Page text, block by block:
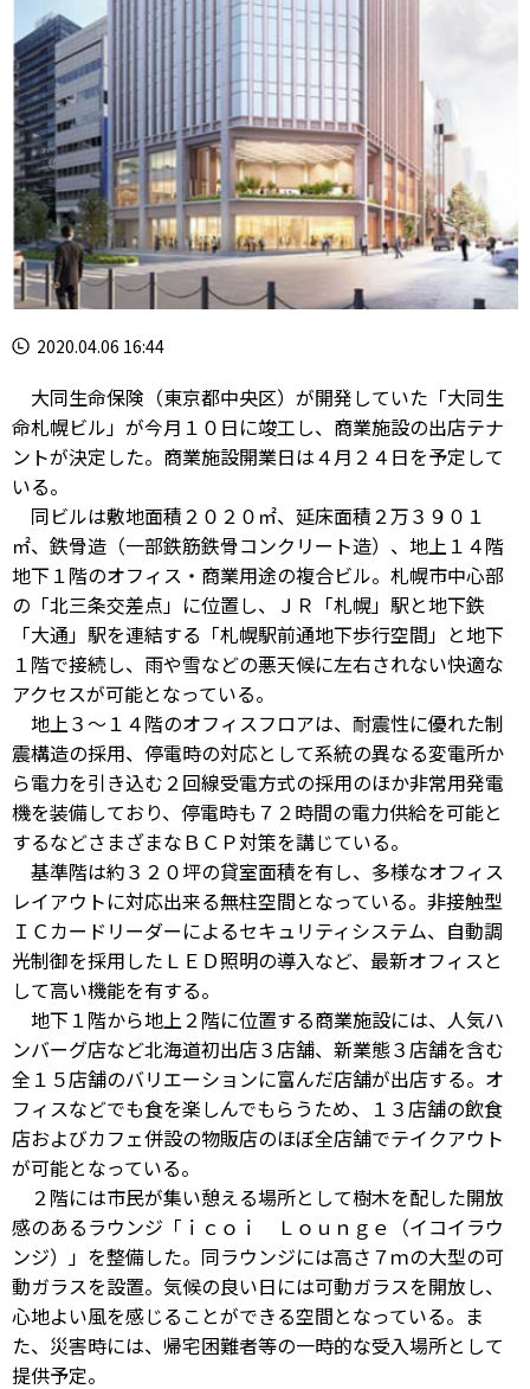
2020.04.06 16:44
大同生命保険（東京都中央区）が開発していた「大同生
命札幌ビル」が今月１０日に竣工し、商業施設の出店テナ
ントが決定した。商業施設開業日は４月２４日を予定して
いる。
同ビルは敷地面積２０２０㎡、延床面積２万３９０１
㎡、鉄骨造（一部鉄筋鉄骨コンクリート造）、地上１４階
地下１階のオフィス・商業用途の複合ビル。札幌市中心部
の「北三条交差点」に位置し、ＪＲ「札幌」駅と地下鉄
「大通」駅を連結する「札幌駅前通地下歩行空間」と地下
１階で接続し、雨や雪などの悪天候に左右されない快適な
アクセスが可能となっている。
地上３～１４階のオフィスフロアは、耐震性に優れた制
震構造の採用、停電時の対応として系統の異なる変電所か
ら電力を引き込む２回線受電方式の採用のほか非常用発電
機を装備しており、停電時も７２時間の電力供給を可能と
するなどさまざまなＢＣＰ対策を講じている。
基準階は約３２０坪の貸室面積を有し、多様なオフィス
レイアウトに対応出来る無柱空間となっている。非接触型
ＩＣカードリーダーによるセキュリティシステム、自動調
光制御を採用したＬＥＤ照明の導入など、最新オフィスと
して高い機能を有する。
地下１階から地上２階に位置する商業施設には、人気ハ
ンバーグ店など北海道初出店３店舗、新業態３店舗を含む
全１５店舗のバリエーションに富んだ店舗が出店する。オ
フィスなどでも食を楽しんでもらうため、１３店舗の飲食
店およびカフェ併設の物販店のほぼ全店舗でテイクアウト
が可能となっている。
２階には市民が集い憩える場所として樹木を配した開放
感のあるラウンジ「ｉｃｏｉ Ｌｏｕｎｇｅ（イコイラウ
ンジ）」を整備した。同ラウンジには高さ７ｍの大型の可
動ガラスを設置。気候の良い日には可動ガラスを開放し、
心地よい風を感じることができる空間となっている。ま
た、災害時には、帰宅困難者等の一時的な受入場所として
提供予定。